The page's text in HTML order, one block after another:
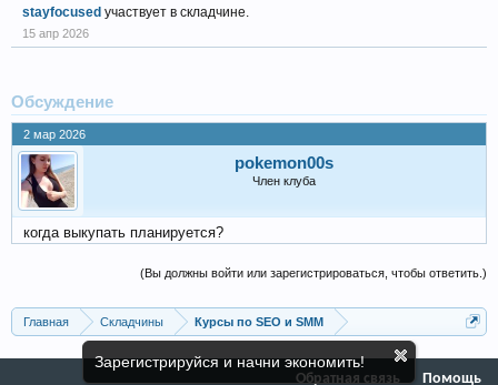
Зарегистрируйся и начни экономить!
stayfocused участвует в складчине.
15 апр 2026
Обсуждение
2 мар 2026
pokemon00s
Член клуба
когда выкупать планируется?
(Вы должны войти или зарегистрироваться, чтобы ответить.)
Главная Складчины Курсы по SEO и SMM
Обратная связь Помощь